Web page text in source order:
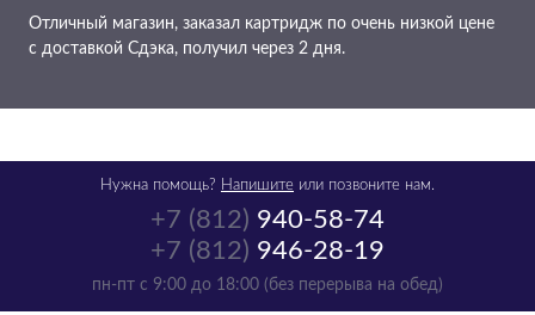
Отличный магазин, заказал картридж по очень низкой цене
с доставкой Сдэка, получил через 2 дня.
+7 (812) 940-58-74
+7 (812) 946-28-19
пн-пт с 9:00 до 18:00 (без перерыва на обед)
Нужна помощь? Напишите или позвоните нам.